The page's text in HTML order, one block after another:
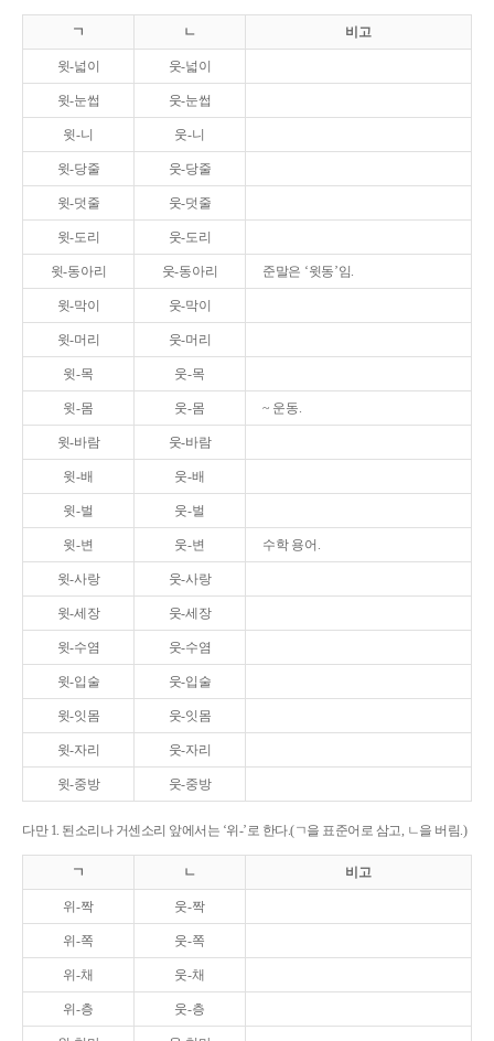
ㄱ ㄴ 비고
윗-넓이 웃-넓이
윗-눈썹 웃-눈썹
윗-니 웃-니
윗-당줄 웃-당줄
윗-덧줄 웃-덧줄
윗-도리 웃-도리
윗-동아리 웃-동아리 준말은 ‘윗동’임.
윗-막이 웃-막이
윗-머리 웃-머리
윗-목 웃-목
윗-몸 웃-몸 ~ 운동.
윗-바람 웃-바람
윗-배 웃-배
윗-벌 웃-벌
윗-변 웃-변 수학 용어.
윗-사랑 웃-사랑
윗-세장 웃-세장
윗-수염 웃-수염
윗-입술 웃-입술
윗-잇몸 웃-잇몸
윗-자리 웃-자리
윗-중방 웃-중방
다만 1. 된소리나 거센소리 앞에서는 ‘위-’로 한다.(ㄱ을 표준어로 삼고, ㄴ을 버림.)
ㄱ ㄴ 비고
위-짝 웃-짝
위-쪽 웃-쪽
위-채 웃-채
위-층 웃-층